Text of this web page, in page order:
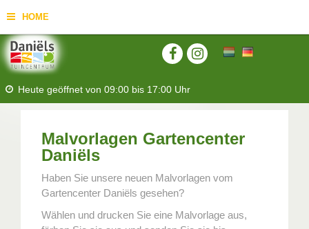
HOME
Heute geöffnet von 09:00 bis 17:00 Uhr
Malvorlagen Gartencenter
Daniëls
Haben Sie unsere neuen Malvorlagen vom
Gartencenter Daniëls gesehen?
Wählen und drucken Sie eine Malvorlage aus,